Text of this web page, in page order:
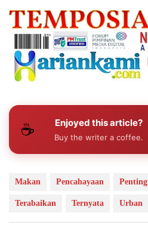
☕ Enjoyed this article?
Buy the writer a coffee.
Makan Pencahayaan Penting
Terabaikan Ternyata Urban